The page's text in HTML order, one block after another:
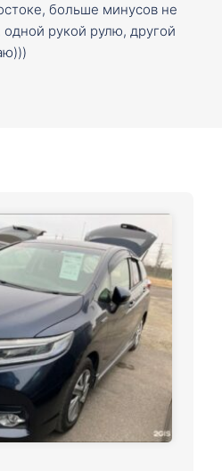
больше минусов не
рукой рулю, другой